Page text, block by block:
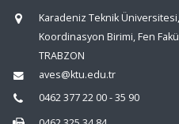
Karadeniz Teknik
Koordinasyon Birimi, Fen
TRABZON
aves@ktu.edu.tr
0462 377 22 00 - 35 90